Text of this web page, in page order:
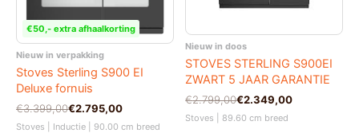
€50,- extra afhaalkorting
Nieuw in verpakking
Stoves Sterling S900 EI
Deluxe fornuis
€3.399,00
Oorspronkelijke
prijs
€2.795,00
Huidige
prijs
Stoves | Inductie | 90.00 cm breed
Nieuw in doos
STOVES STERLING S900EI
ZWART 5 JAAR GARANTIE
€2.799,00
Oorspronkelijke
prijs
€2.349,00
Huidige
prijs
Stoves | 89.60 cm breed